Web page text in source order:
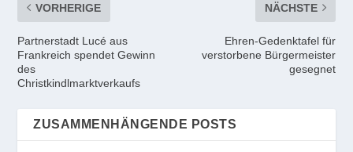
VORHERIGE
Partnerstadt Lucé aus
Frankreich spendet Gewinn
des
Christkindlmarktverkaufs
NÄCHSTE
Ehren-Gedenktafel für
verstorbene Bürgermeister
gesegnet
ZUSAMMENHÄNGENDE POSTS